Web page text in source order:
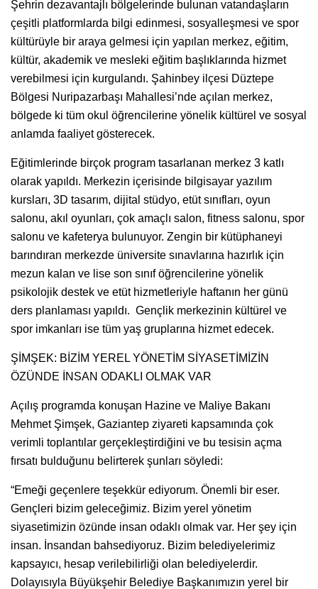
Şehrin dezavantajlı bölgelerinde bulunan vatandaşların
çeşitli platformlarda bilgi edinmesi, sosyalleşmesi ve spor
kültürüyle bir araya gelmesi için yapılan merkez, eğitim,
kültür, akademik ve mesleki eğitim başlıklarında hizmet
verebilmesi için kurgulandı. Şahinbey ilçesi Düztepe
Bölgesi Nuripazarbaşı Mahallesi’nde açılan merkez,
bölgede ki tüm okul öğrencilerine yönelik kültürel ve sosyal
anlamda faaliyet gösterecek.
Eğitimlerinde birçok program tasarlanan merkez 3 katlı
olarak yapıldı. Merkezin içerisinde bilgisayar yazılım
kursları, 3D tasarım, dijital stüdyo, etüt sınıfları, oyun
salonu, akıl oyunları, çok amaçlı salon, fitness salonu, spor
salonu ve kafeterya bulunuyor. Zengin bir kütüphaneyi
barındıran merkezde üniversite sınavlarına hazırlık için
mezun kalan ve lise son sınıf öğrencilerine yönelik
psikolojik destek ve etüt hizmetleriyle haftanın her günü
ders planlaması yapıldı. Gençlik merkezinin kültürel ve
spor imkanları ise tüm yaş gruplarına hizmet edecek.
ŞİMŞEK: BİZİM YEREL YÖNETİM SİYASETİMİZİN
ÖZÜNDE İNSAN ODAKLI OLMAK VAR
Açılış programda konuşan Hazine ve Maliye Bakanı
Mehmet Şimşek, Gaziantep ziyareti kapsamında çok
verimli toplantılar gerçekleştirdiğini ve bu tesisin açma
fırsatı bulduğunu belirterek şunları söyledi:
“Emeği geçenlere teşekkür ediyorum. Önemli bir eser.
Gençleri bizim geleceğimiz. Bizim yerel yönetim
siyasetimizin özünde insan odaklı olmak var. Her şey için
insan. İnsandan bahsediyoruz. Bizim belediyelerimiz
kapsayıcı, hesap verilebilirliği olan belediyelerdir.
Dolayısıyla Büyükşehir Belediye Başkanımızın yerel bir